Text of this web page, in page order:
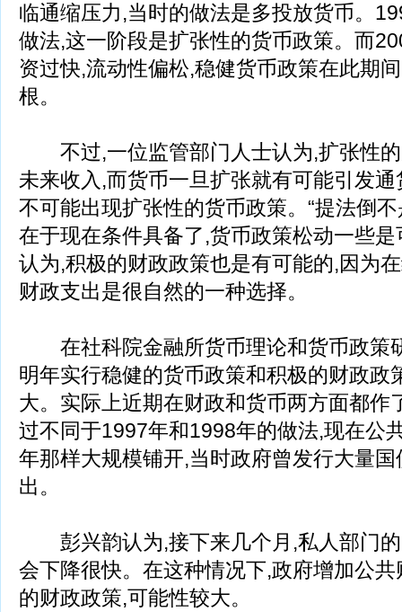
临通缩压力,当时的做法是多投放货币。
做法,这一阶段是扩张性的货币政策。而
资过快,流动性偏松,稳健货币政策在此期
根。
不过,一位监管部门人士认为,扩张性的
未来收入,而货币一旦扩张就有可能引发
不可能出现扩张性的货币政策。“提法倒
在于现在条件具备了,货币政策松动一些是
认为,积极的财政政策也是有可能的,因为
财政支出是很自然的一种选择。
在社科院金融所货币理论和货币政策
明年实行稳健的货币政策和积极的财政政
大。实际上近期在财政和货币两方面都作
过不同于1997年和1998年的做法,现在公
年那样大规模铺开,当时政府曾发行大量
出。
彭兴韵认为,接下来几个月,私人部门的
会下降很快。在这种情况下,政府增加公
的财政政策,可能性较大。